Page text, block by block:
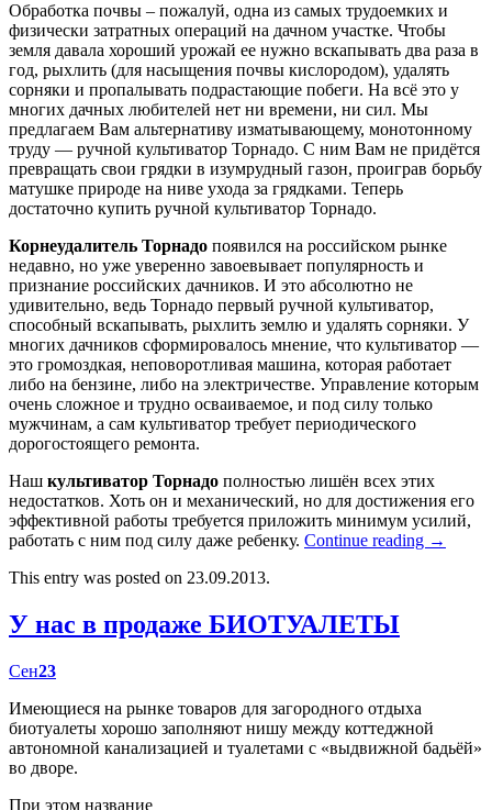
Обработка почвы – пожалуй, одна из самых трудоемких и
физически затратных операций на дачном участке. Чтобы
земля давала хороший урожай ее нужно вскапывать два раза в
год, рыхлить (для насыщения почвы кислородом), удалять
сорняки и пропалывать подрастающие побеги. На всё это у
многих дачных любителей нет ни времени, ни сил. Мы
предлагаем Вам альтернативу изматывающему, монотонному
труду — ручной культиватор Торнадо. С ним Вам не придётся
превращать свои грядки в изумрудный газон, проиграв борьбу
матушке природе на ниве ухода за грядками. Теперь
достаточно купить ручной культиватор Торнадо.
Корнеудалитель Торнадо появился на российском рынке
недавно, но уже уверенно завоевывает популярность и
признание российских дачников. И это абсолютно не
удивительно, ведь Торнадо первый ручной культиватор,
способный вскапывать, рыхлить землю и удалять сорняки. У
многих дачников сформировалось мнение, что культиватор —
это громоздкая, неповоротливая машина, которая работает
либо на бензине, либо на электричестве. Управление которым
очень сложное и трудно осваиваемое, и под силу только
мужчинам, а сам культиватор требует периодического
дорогостоящего ремонта.
Наш культиватор Торнадо полностью лишён всех этих
недостатков. Хоть он и механический, но для достижения его
эффективной работы требуется приложить минимум усилий,
работать с ним под силу даже ребенку. Continue reading →
This entry was posted on 23.09.2013.
У нас в продаже БИОТУАЛЕТЫ
Сен23
Имеющиеся на рынке товаров для загородного отдыха
биотуалеты хорошо заполняют нишу между коттеджной
автономной канализацией и туалетами с «выдвижной бадьёй»
во дворе.
При этом название